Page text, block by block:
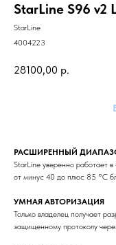
StarLine S96 v2
StarLine
4004223
28100,00 р.
РАСШИРЕННЫЙ
StarLine уверенно работает
от минус 40 до плюс 85 °С
УМНАЯ АВТОРИЗАЦИЯ
Только владелец получает
защищенному протоколу